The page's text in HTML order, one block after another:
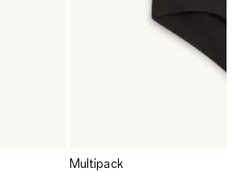
Multipack